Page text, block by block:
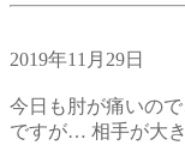
2019年11月29日
今日も肘が痛いの
ですが… 相手が大